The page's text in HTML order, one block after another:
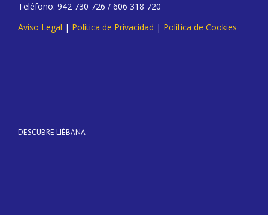
Teléfono: 942 730 726 / 606 318 720
Aviso Legal | Política de Privacidad | Política de Cookies
DESCUBRE LIÉBANA